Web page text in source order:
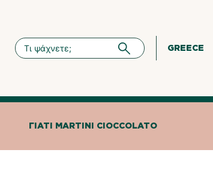
GREECE
ΓΙΑΤΊ MARTINI CIOCCOLATO